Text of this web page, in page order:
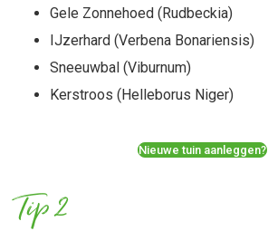
Gele Zonnehoed (Rudbeckia)
IJzerhard (Verbena Bonariensis)
Sneeuwbal (Viburnum)
Kerstroos (Helleborus Niger)
Nieuwe tuin aanleggen?
Tip 2